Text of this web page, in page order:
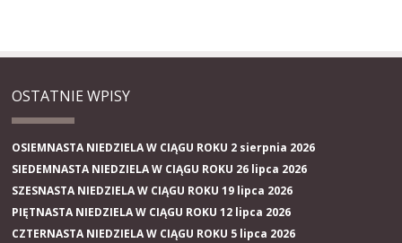
OSTATNIE WPISY
OSIEMNASTA NIEDZIELA W CIĄGU ROKU 2 sierpnia 2026
SIEDEMNASTA NIEDZIELA W CIĄGU ROKU 26 lipca 2026
SZESNASTA NIEDZIELA W CIĄGU ROKU 19 lipca 2026
PIĘTNASTA NIEDZIELA W CIĄGU ROKU 12 lipca 2026
CZTERNASTA NIEDZIELA W CIĄGU ROKU 5 lipca 2026